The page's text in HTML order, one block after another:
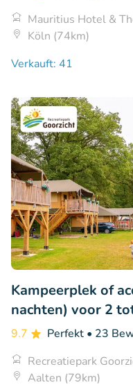
Mauritius Hotel &
Köln (74km)
Verkauft: 41
Kampeerplek of
nachten) voor 2
9.7 Perfekt • 23
Recreatiepark
Aalten (79km)